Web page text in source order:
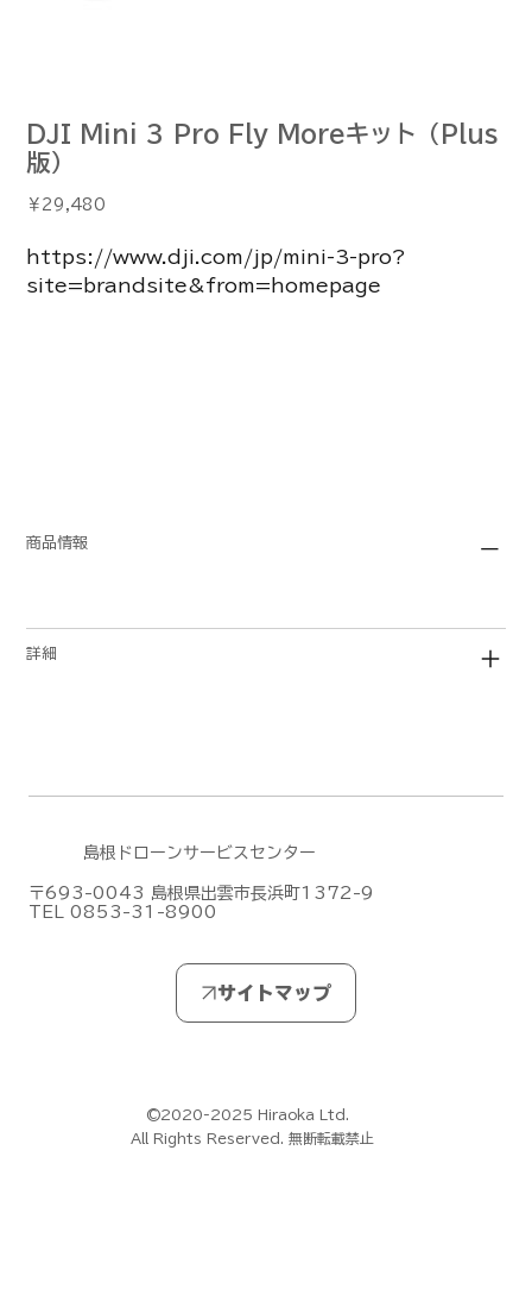
DJI Mini 3 Pro Fly Moreキット（Plus
版）
価
格
￥29,480
https://www.dji.com/jp/mini-3-pro?
site=brandsite&from=homepage
商品情報
詳細
©2020-2025 Hiraoka Ltd.
All Rights Reserved. 無断転載禁止
島根ドローンサービスセンター
〒693-0043 島根県出雲市長浜町1372-9
TEL 0853-31-8900